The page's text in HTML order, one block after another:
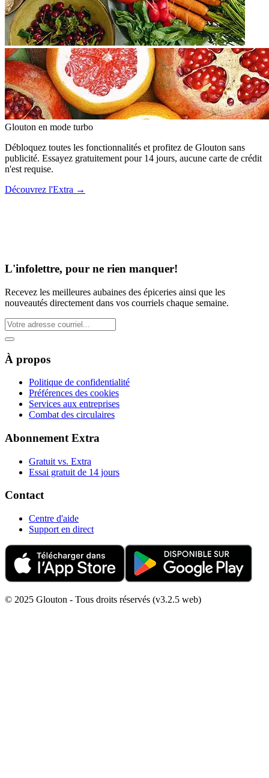
Glouton en mode turbo
Débloquez toutes les fonctionnalités et profitez de Glouton sans
publicité. Essayez gratuitement pour 14 jours, aucune carte de crédit
n'est requise.
Découvrez l'Extra →
L'infolettre, pour ne rien manquer!
Recevez les meilleures aubaines des épiceries ainsi que les
nouveautés directement dans vos courriels chaque semaine.
À propos
Politique de confidentialité
Préférences des cookies
Services aux entreprises
Combat des circulaires
Abonnement Extra
Gratuit vs. Extra
Essai gratuit de 14 jours
Contact
Centre d'aide
Support en direct
© 2025 Glouton - Tous droits réservés (v3.2.5 web)